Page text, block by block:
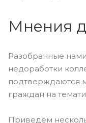
Мнения
Разобранные
недоработки
подтверждаются
граждан на
Приведём